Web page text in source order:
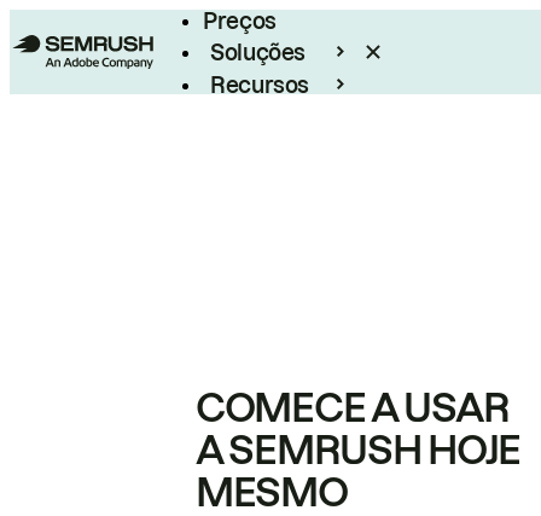
Preços
Soluções
Recursos
COMECE A USAR
A SEMRUSH HOJE
MESMO